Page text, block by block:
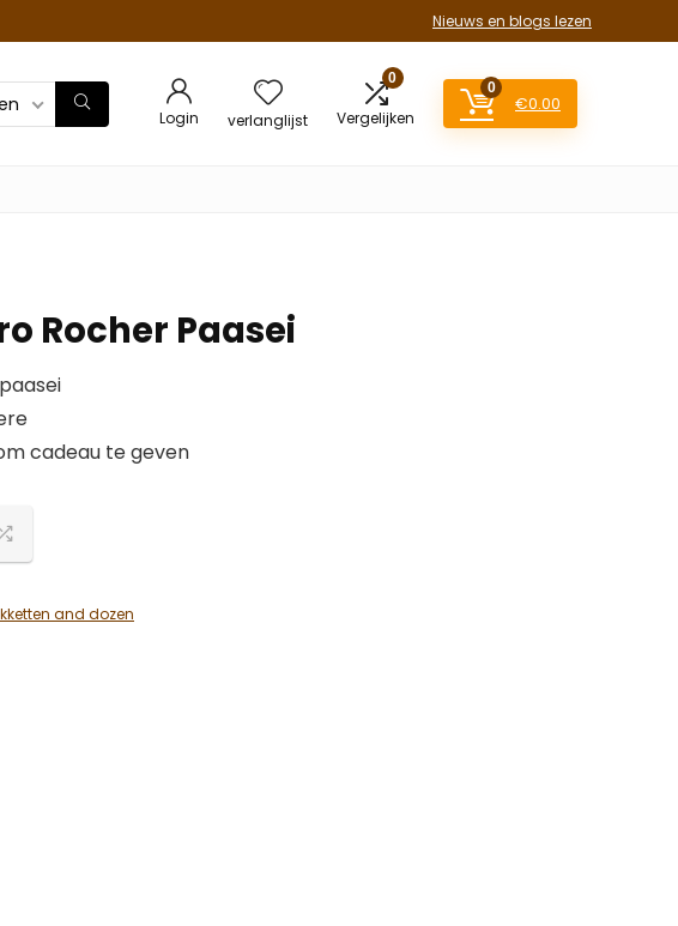
Nieuws en blogs lezen
Login verlanglijst
0
Vergelijken
0
€0.00
Rocher Paasei
cadeau te geven
and dozen